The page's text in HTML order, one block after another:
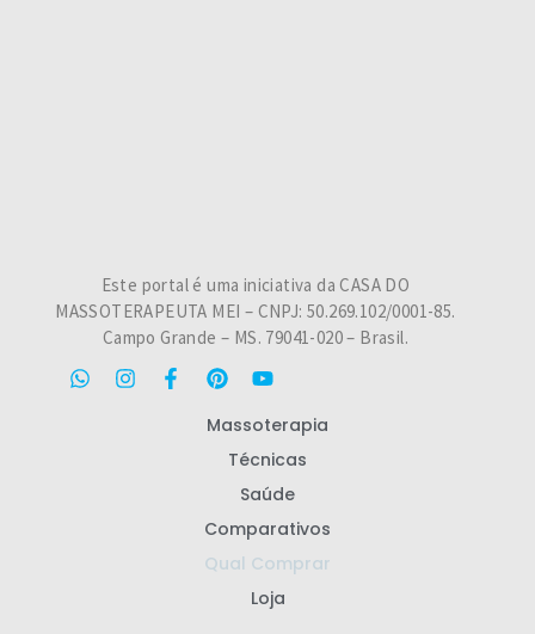
Este portal é uma iniciativa da CASA DO
MASSOTERAPEUTA MEI – CNPJ: 50.269.102/0001-85.
Campo Grande – MS. 79041-020 – Brasil.
Massoterapia
Técnicas
Saúde
Comparativos
Qual Comprar
Loja